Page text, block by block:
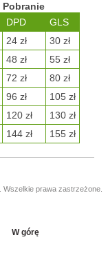
Pobranie
DPD
GLS
24 zł
30 zł
48 zł
55 zł
72 zł
80 zł
96 zł
105 zł
120 zł
130 zł
144 zł 155 zł
. Wszelkie prawa zastrzeżone.
W górę